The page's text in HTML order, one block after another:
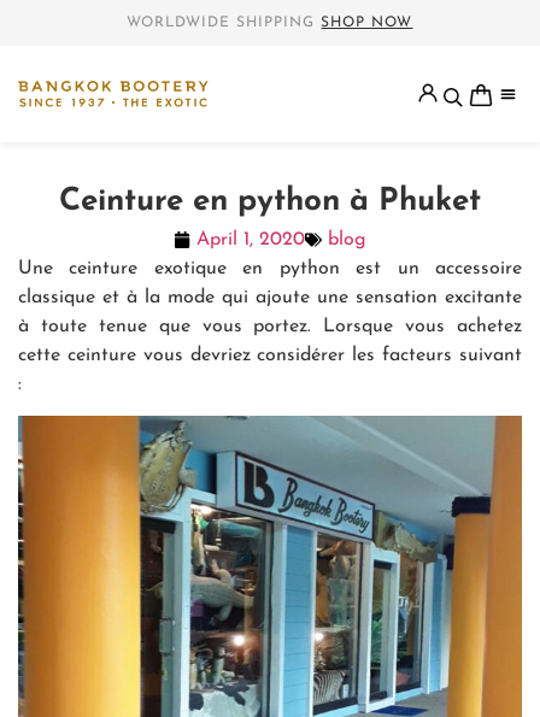
WORLDWIDE SHIPPING SHOP NOW
Ceinture en python à Phuket
April 1, 2020
blog
Une ceinture exotique en python est un accessoire
classique et à la mode qui ajoute une sensation excitante
à toute tenue que vous portez. Lorsque vous achetez
cette ceinture vous devriez considérer les facteurs suivant
: